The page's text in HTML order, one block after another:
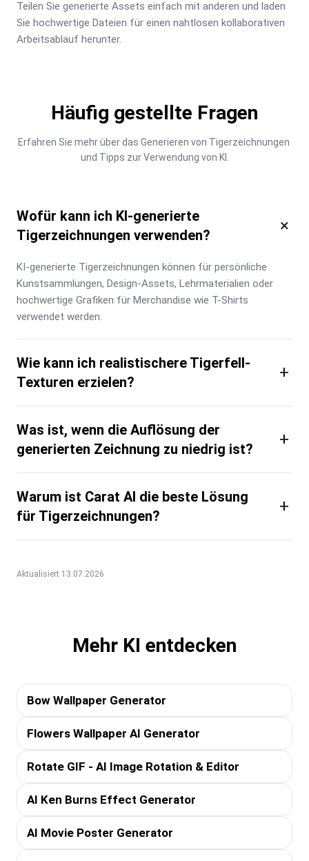
Teilen Sie generierte Assets einfach mit anderen und laden
Sie hochwertige Dateien für einen nahtlosen kollaborativen
Arbeitsablauf herunter.
Häufig gestellte Fragen
Erfahren Sie mehr über das Generieren von Tigerzeichnungen
und Tipps zur Verwendung von KI.
Wofür kann ich KI-generierte
Tigerzeichnungen verwenden?
×
KI-generierte Tigerzeichnungen können für persönliche
Kunstsammlungen, Design-Assets, Lehrmaterialien oder
hochwertige Grafiken für Merchandise wie T-Shirts
verwendet werden.
Wie kann ich realistischere Tigerfell-
Texturen erzielen?
+
Was ist, wenn die Auflösung der
generierten Zeichnung zu niedrig ist?
+
Warum ist Carat AI die beste Lösung
für Tigerzeichnungen?
+
Aktualisiert 13.07.2026
Mehr KI entdecken
Bow Wallpaper Generator
Flowers Wallpaper AI Generator
Rotate GIF - AI Image Rotation & Editor
AI Ken Burns Effect Generator
AI Movie Poster Generator